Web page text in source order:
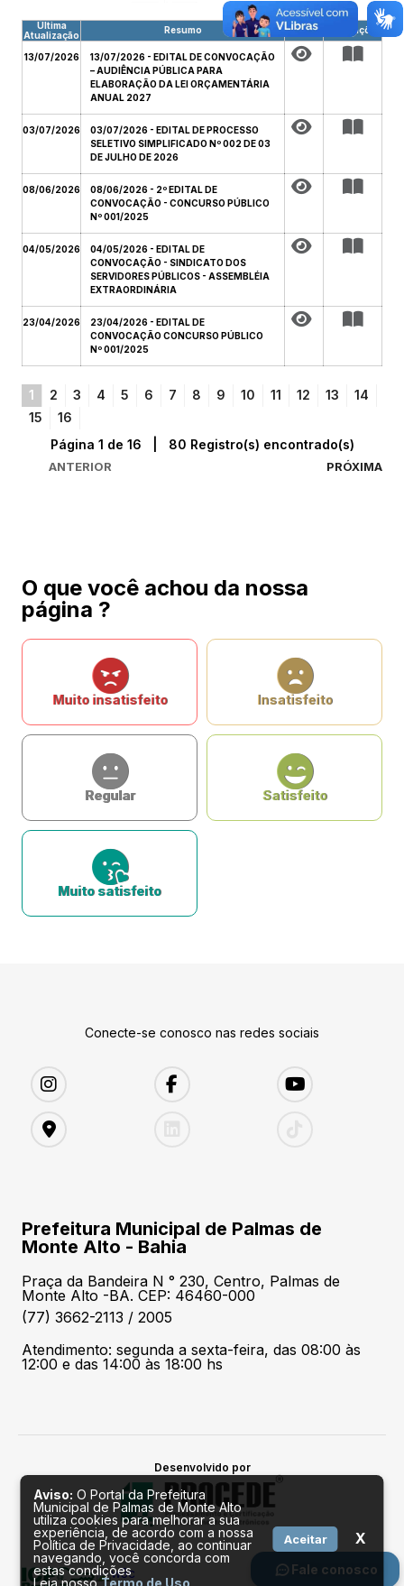
Fale conosco
Última
Atualização
Resumo Arquivo Publicações
13/07/2026
13/07/2026 - EDITAL DE CONVOCAÇÃO
– AUDIÊNCIA PÚBLICA PARA
ELABORAÇÃO DA LEI ORÇAMENTÁRIA
ANUAL 2027
03/07/2026
03/07/2026 - EDITAL DE PROCESSO
SELETIVO SIMPLIFICADO Nº 002 DE 03
DE JULHO DE 2026
08/06/2026
08/06/2026 - 2º EDITAL DE
CONVOCAÇÃO - CONCURSO PÚBLICO
Nº 001/2025
04/05/2026
04/05/2026 - EDITAL DE
CONVOCAÇÃO - SINDICATO DOS
SERVIDORES PÚBLICOS - ASSEMBLÉIA
EXTRAORDINÁRIA
23/04/2026
23/04/2026 - EDITAL DE
CONVOCAÇÃO CONCURSO PÚBLICO
Nº 001/2025
1 2 3 4 5 6 7 8 9 10 11 12 13
14
15
16
ANTERIOR
Página 1 de 16 | 80 Registro(s) encontrado(s)
PRÓXIMA
O que você achou da nossa
página ?
Muito insatisfeito Insatisfeito
Regular Satisfeito
Muito satisfeito
Conecte-se conosco nas redes sociais
Prefeitura Municipal de Palmas de
Monte Alto - Bahia
Praça da Bandeira N ° 230, Centro, Palmas de
Monte Alto -BA. CEP: 46460-000
(77) 3662-2113 / 2005
Atendimento: segunda a sexta-feira, das 08:00 às
12:00 e das 14:00 às 18:00 hs
Desenvolvido por
Aviso: O Portal da Prefeitura
Municipal de Palmas de Monte Alto
utiliza cookies para melhorar a sua
experiência, de acordo com a nossa
Política de Privacidade, ao continuar
navegando, você concorda com
estas condições
Leia nossoTermo de Uso
Aceitar X